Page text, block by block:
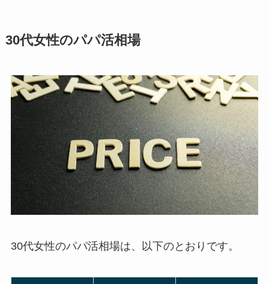
30代女性のパパ活相場
30代女性のパパ活相場は、以下のとおりです。